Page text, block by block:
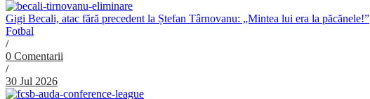
Gigi Becali, atac fără precedent la Ștefan Târnovanu: „Mintea lui era la păcănele!”
Fotbal
/
0 Comentarii
/
30 Jul 2026